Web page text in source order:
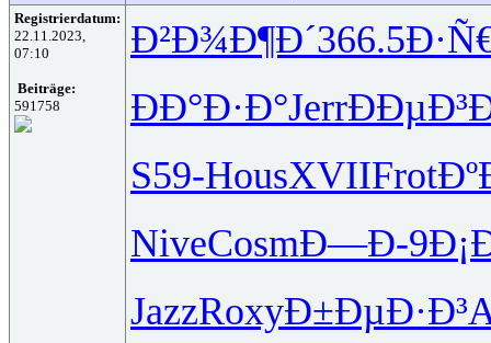
Registrierdatum:
22.11.2023,
07:10
Beiträge:
591758
Ð²Ð¾Ð¶Ð´366.5
ÐÐ°Ð·Ð°Jerr
S59-HousXVIIFrot
NiveCosmÐ—Ð-9
JazzRoxyÐ±ÐµÐ·Ð³